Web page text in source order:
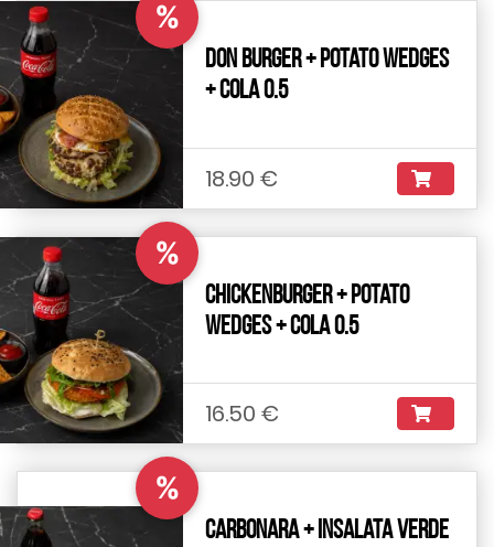
%
Don Burger + Potato Wedges
+ Cola 0.5
18.90 €
%
Chickenburger + Potato
Wedges + Cola 0.5
16.50 €
%
Carbonara + Insalata Verde